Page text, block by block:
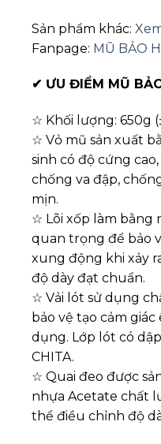
Sản phẩm khác:
Fanpage: MŨ BẢO
✔ ƯU ĐIỂM MŨ
☆ Khối lượng: 650g
☆ Vỏ mũ sản xuất
sinh có độ cứng
chống va đập,
mịn.
☆ Lõi xốp làm bằng
quan trọng để bảo
xung động khi xảy
độ dày đạt chuẩn.
☆ Vải lót sử dụng
bảo vệ tạo cảm giác
dụng. Lớp lót có
CHITA.
☆ Quai đeo được
nhựa Acetate chất
thể điều chỉnh độ